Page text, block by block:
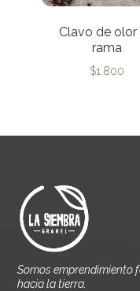
Clavo de olor
rama
$1.800
Somos emprendimiento
hacia la tierra.